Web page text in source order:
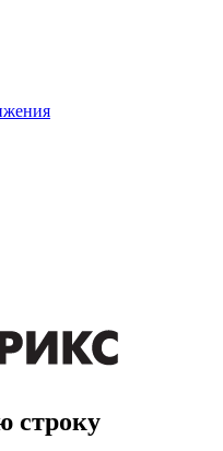
строку